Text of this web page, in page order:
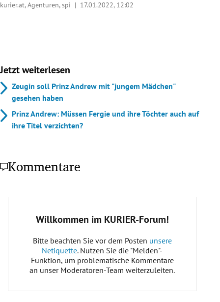
kurier.at, Agenturen, spi | 17.01.2022, 12:02
Jetzt weiterlesen
Zeugin soll Prinz Andrew mit "jungem Mädchen"
gesehen haben
Prinz Andrew: Müssen Fergie und ihre Töchter auch auf
ihre Titel verzichten?
Kommentare